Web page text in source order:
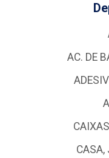
AC. DE
CASA,